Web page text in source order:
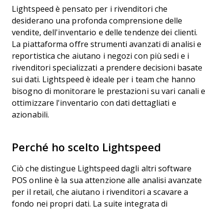
Lightspeed è pensato per i rivenditori che
desiderano una profonda comprensione delle
vendite, dell'inventario e delle tendenze dei clienti.
La piattaforma offre strumenti avanzati di analisi e
reportistica che aiutano i negozi con più sedi e i
rivenditori specializzati a prendere decisioni basate
sui dati. Lightspeed è ideale per i team che hanno
bisogno di monitorare le prestazioni su vari canali e
ottimizzare l'inventario con dati dettagliati e
azionabili.
Perché ho scelto Lightspeed
Ciò che distingue Lightspeed dagli altri software
POS online è la sua attenzione alle analisi avanzate
per il retail, che aiutano i rivenditori a scavare a
fondo nei propri dati. La suite integrata di